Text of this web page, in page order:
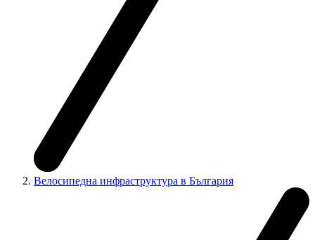
Велосипедна инфраструктура в България